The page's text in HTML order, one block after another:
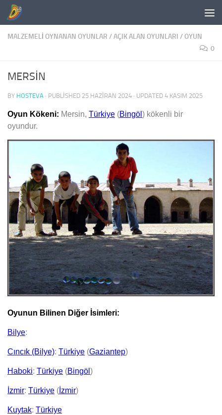
Skip to content
MALZEMELI OYNANAN OYUNLAR /AÇIK ALAN OYUNLARI /OYUN
0
MERSİN
BY HOSTEVA · PUBLISHED 25 HAZIRAN 2024 · UPDATED 4 KASIM 2025
Oyun Kökeni: Mersin, Türkiye (Bingöl ) kökenli bir
oyundur.
Oyunun Bilinen Diğer İsimleri:
Bilye:
Cıncık (Bilye): Türkiye (Gaziantep)
Haboki: Türkiye (Bingöl )
İzmir: Türkiye ( İzmir)
Kuytak: Türkiye